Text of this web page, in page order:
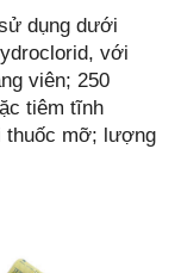
dụng dưới
với
viên; 250
tiêm tĩnh
thuốc mỡ; lượng